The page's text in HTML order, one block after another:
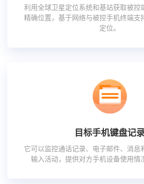
利用全球卫星定位系统和基站获取被控
精确位置，基于网络与被控手机终端支
定位。
目标手机键盘记
它可以监控通话记录、电子邮件、消息
输入活动，提供对方手机设备使用情